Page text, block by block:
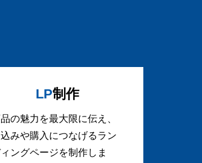
LP制作
の魅力を最大限に伝え、
みや購入につなげるラン
ングページを制作しま